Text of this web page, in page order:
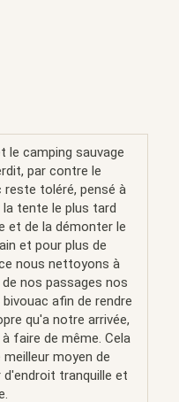
le camping sauvage
par contre le
reste toléré, pensé à
tente le plus tard
et de la démonter le
et pour plus de
nous nettoyons à
nos passages nos
bivouac afin de rendre
qu'a notre arrivée,
faire de même. Cela
moyen de
tranquille et